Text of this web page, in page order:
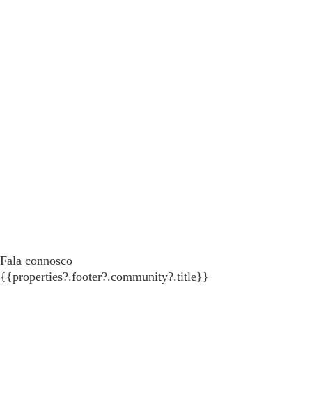
Fala connosco
{{properties?.footer?.community?.title}}